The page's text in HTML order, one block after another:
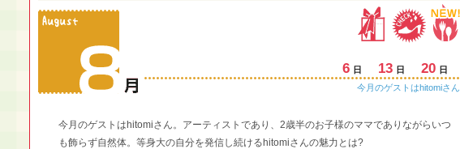
6 日 13 日 20 日
今月のゲストはhitomiさん
今月のゲストはhitomiさん。アーティストであり、2歳半のお子様のママでありながらいつ
も飾らず自然体。等身大の自分を発信し続けるhitomiさんの魅力とは?